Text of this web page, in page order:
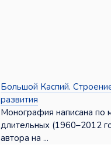
Большой Каспий.
развития
Монография написана по
длительных (1960–2012
автора на ...